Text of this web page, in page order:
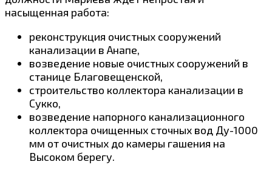
насыщенная работа:
реконструкция очистных сооружений
канализации в Анапе,
возведение новые очистных сооружений в
станице Благовещенской,
строительство коллектора канализации в
Сукко,
возведение напорного канализационного
коллектора очищенных сточных вод Ду-1000
мм от очистных до камеры гашения на
Высоком берегу.